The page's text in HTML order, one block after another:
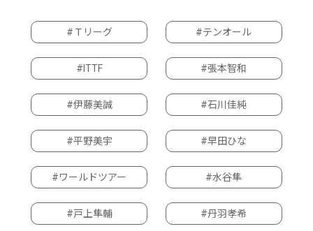
#Ｔリーグ #テンオール
#ITTF #張本智和
#伊藤美誠 #石川佳純
#平野美宇 #早田ひな
#ワールドツアー #水谷隼
#戸上隼輔 #丹羽孝希